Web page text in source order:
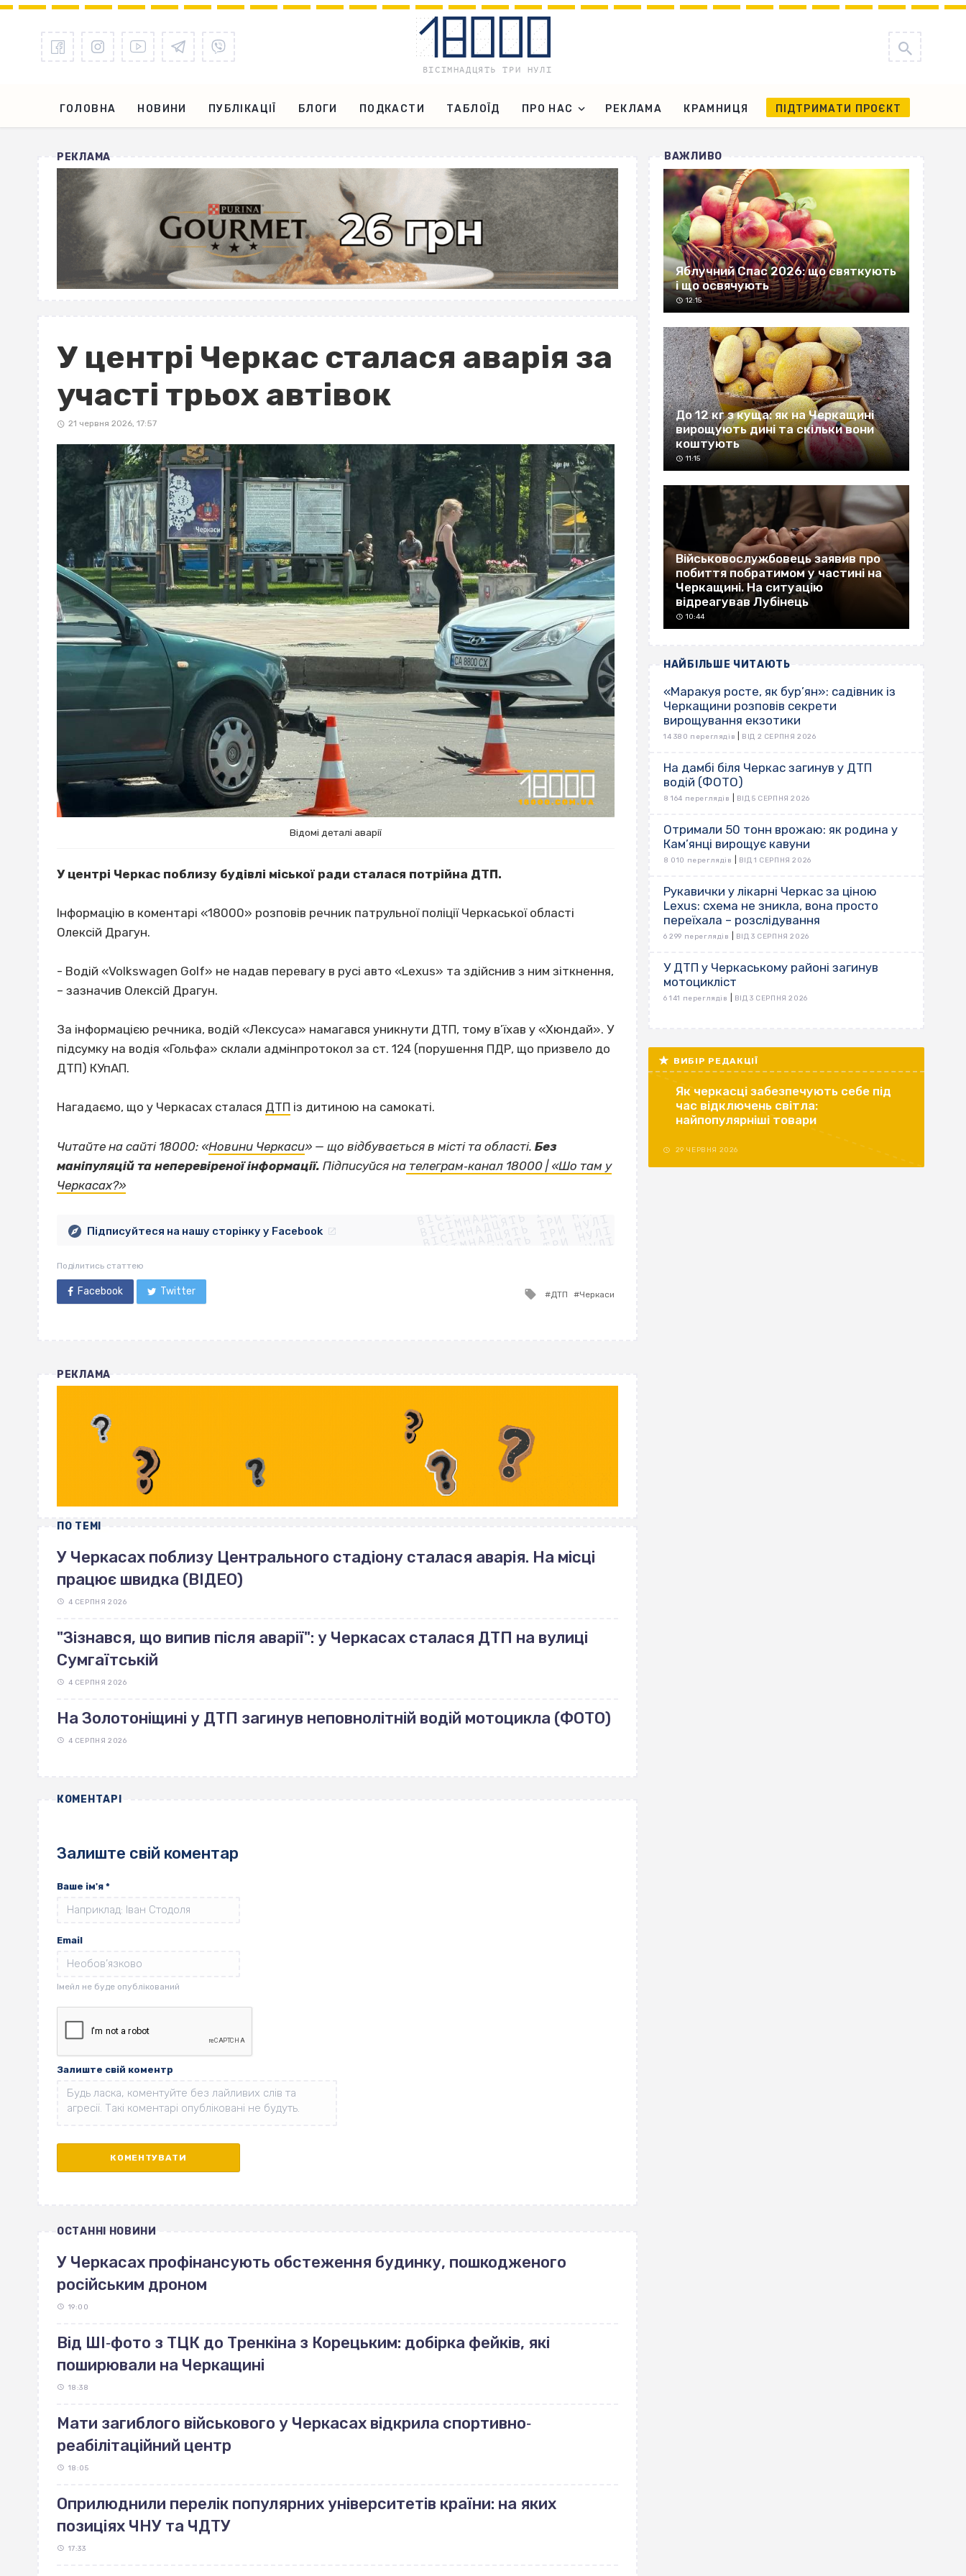
ГОЛОВНА НОВИНИ ПУБЛІКАЦІЇ БЛОГИ ПОДКАСТИ ТАБЛОЇД ПРО НАС РЕКЛАМА КРАМНИЦЯ ПІДТРИМАТИ ПРОЄКТ
РЕКЛАМА
У центрі Черкас сталася аварія за
участі трьох автівок
21 червня 2026, 17:57
Відомі деталі аварії
У центрі Черкас поблизу будівлі міської ради сталася потрійна ДТП.
Інформацію в коментарі «18000» розповів речник патрульної поліції Черкаської області
Олексій Драгун.
- Водій «Volkswagen Golf» не надав перевагу в русі авто «Lexus» та здійснив з ним зіткнення,
– зазначив Олексій Драгун.
За інформацією речника, водій «Лексуса» намагався уникнути ДТП, тому в’їхав у «Хюндай». У
підсумку на водія «Гольфа» склали адмінпротокол за ст. 124 (порушення ПДР, що призвело до
ДТП) КУпАП.
Нагадаємо, що у Черкасах сталася ДТП із дитиною на самокаті.
Читайте на сайті 18000: «Новини Черкаси» — що відбувається в місті та області. Без
маніпуляцій та неперевіреної інформації. Підписуйся на телеграм‐канал 18000 | «Шо там у
Черкасах?»
ВІСІМНАДЦЯТЬ ТРИ НУЛІ
ВІСІМНАДЦЯТЬ ТРИ НУЛІ
ВІСІМНАДЦЯТЬ ТРИ НУЛІ
ВІСІМНАДЦЯТЬ ТРИ НУЛІ
ВІСІМНАДЦЯТЬ ТРИ НУЛІ
ВІСІМНАДЦЯТЬ ТРИ НУЛІ
ВІСІМНАДЦЯТЬ ТРИ НУЛІ
ВІСІМНАДЦЯТЬ ТРИ НУЛІ
Підписуйтеся на нашу сторінку у Facebook
Поділитись статтею
Facebook Twitter
Tagged
ДТП Черкаси
РЕКЛАМА
ПО ТЕМІ
У Черкасах поблизу Центрального стадіону сталася аварія. На місці
працює швидка (ВІДЕО)
4 СЕРПНЯ 2026
"Зізнався, що випив після аварії": у Черкасах сталася ДТП на вулиці
Сумгаїтській
4 СЕРПНЯ 2026
На Золотоніщині у ДТП загинув неповнолітній водій мотоцикла (ФОТО)
4 СЕРПНЯ 2026
КОМЕНТАРІ
Залиште свій коментар
Ваше ім'я *
Email
Залиште свій коментр
ОСТАННІ НОВИНИ
У Черкасах профінансують обстеження будинку, пошкодженого
російським дроном
19:00
Від ШІ‐фото з ТЦК до Тренкіна з Корецьким: добірка фейків, які
поширювали на Черкащині
18:38
Мати загиблого військового у Черкасах відкрила спортивно‐
реабілітаційний центр
18:05
Оприлюднили перелік популярних університетів країни: на яких
позиціях ЧНУ та ЧДТУ
17:33
ВАЖЛИВО
Яблучний Спас 2026: що святкують
і що освячують
12:15
До 12 кг з куща: як на Черкащині
вирощують дині та скільки вони
коштують
11:15
Військовослужбовець заявив про
побиття побратимом у частині на
Черкащині. На ситуацію
відреагував Лубінець
10:44
НАЙБІЛЬШЕ ЧИТАЮТЬ
«Маракуя росте, як бур’ян»: садівник із
Черкащини розповів секрети
вирощування екзотики
14 380 переглядів ВІД 2 СЕРПНЯ 2026
На дамбі біля Черкас загинув у ДТП
водій (ФОТО)
8 164 переглядів ВІД 5 СЕРПНЯ 2026
Отримали 50 тонн врожаю: як родина у
Кам’янці вирощує кавуни
8 010 переглядів ВІД 1 СЕРПНЯ 2026
Рукавички у лікарні Черкас за ціною
Lexus: схема не зникла, вона просто
переїхала – розслідування
6 299 переглядів ВІД 3 СЕРПНЯ 2026
У ДТП у Черкаському районі загинув
мотоцикліст
6 141 переглядів ВІД 3 СЕРПНЯ 2026
ВИБІР РЕДАКЦІЇ
Як черкасці забезпечують себе під
час відключень світла:
найпопулярніші товари
29 ЧЕРВНЯ 2026